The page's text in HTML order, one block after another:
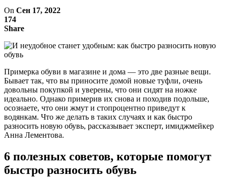
On Сен 17, 2022
174
Share
Примерка обуви в магазине и дома — это две разные вещи.
Бывает так, что вы приносите домой новые туфли, очень
довольны покупкой и уверены, что они сидят на ножке
идеально. Однако примерив их снова и походив подольше,
осознаете, что они жмут и стопроцентно приведут к
водянкам. Что же делать в таких случаях и как быстро
разносить новую обувь, рассказывает эксперт, имиджмейкер
Анна Лементова.
6 полезных советов, которые помогут
быстро разносить обувь